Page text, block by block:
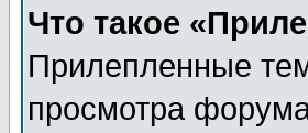
Что такое
Прилепленные
просмотра